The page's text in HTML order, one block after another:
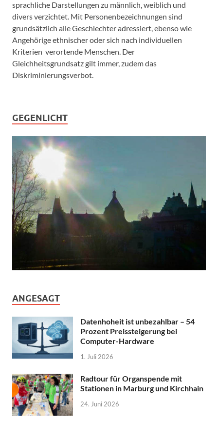
sprachliche Darstellungen zu männlich, weiblich und
divers verzichtet. Mit Personenbezeichnungen sind
grundsätzlich alle Geschlechter adressiert, ebenso wie
Angehörige ethnischer oder sich nach individuellen
Kriterien verortende Menschen. Der
Gleichheitsgrundsatz gilt immer, zudem das
Diskriminierungsverbot.
GEGENLICHT
ANGESAGT
Datenhoheit ist unbezahlbar – 54
Prozent Preissteigerung bei
Computer-Hardware
1. Juli 2026
Radtour für Organspende mit
Stationen in Marburg und Kirchhain
24. Juni 2026